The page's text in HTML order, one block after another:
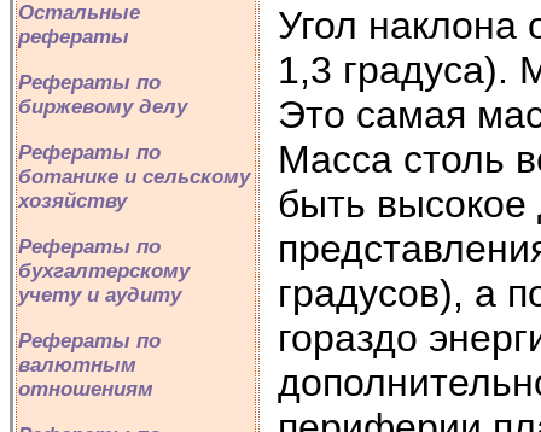
Остальные
рефераты
Рефераты по
биржевому делу
Рефераты по
ботанике и сельскому
хозяйству
Рефераты по
бухгалтерскому
учету и аудиту
Рефераты по
валютным
отношениям
Угол наклона
1,3 градуса).
Это самая
Масса столь
быть высокое
градусов), а
гораздо